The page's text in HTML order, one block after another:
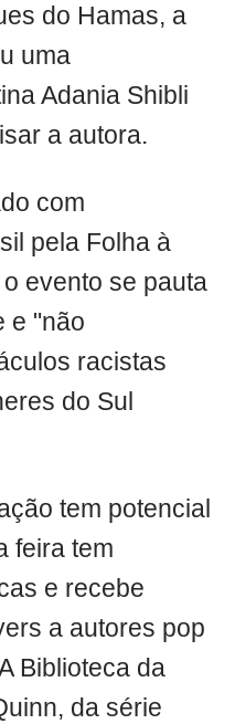
do Hamas, a
uma
Adania Shibli
a autora.
com
pela Folha à
evento se pauta
e "não
racistas
do Sul
tem potencial
feira tem
e recebe
a autores pop
Biblioteca da
da série